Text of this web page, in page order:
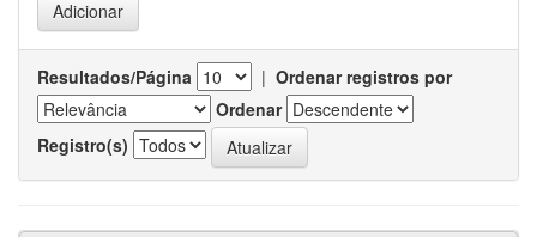
Resultados/Página | Ordenar registros por
Ordenar
Registro(s)